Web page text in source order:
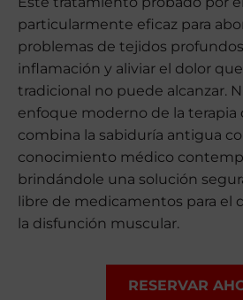
particularmente eficaz para
problemas de tejidos
inflamación y aliviar el dolor
tradicional no puede alcanzar.
enfoque moderno de la terapia
combina la sabiduría antigua
conocimiento médico
brindándole una solución
libre de medicamentos para el
la disfunción muscular.
RESERVAR